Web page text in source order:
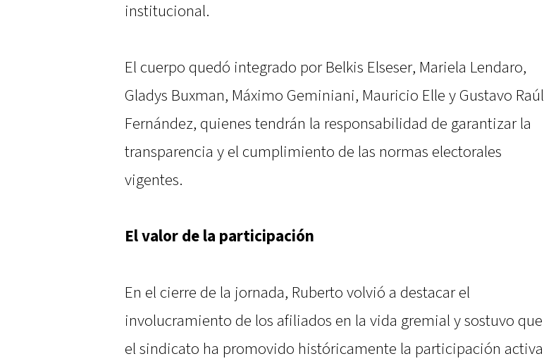
institucional.
El cuerpo quedó integrado por Belkis Elseser, Mariela Lendaro,
Gladys Buxman, Máximo Geminiani, Mauricio Elle y Gustavo Raúl
Fernández, quienes tendrán la responsabilidad de garantizar la
transparencia y el cumplimiento de las normas electorales
vigentes.
El valor de la participación
En el cierre de la jornada, Ruberto volvió a destacar el
involucramiento de los afiliados en la vida gremial y sostuvo que
el sindicato ha promovido históricamente la participación activa